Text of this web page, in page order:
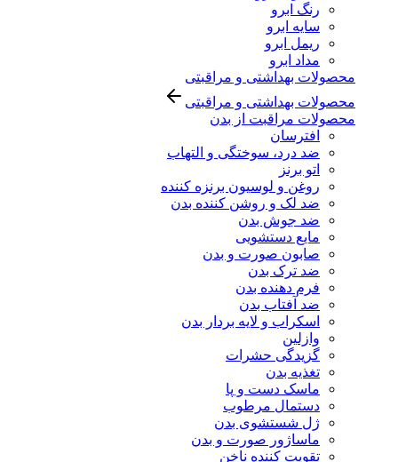
رنگ ابرو
سایه ابرو
ریمل ابرو
مداد ابرو
محصولات بهداشتی و مراقبتی
محصولات بهداشتی و مراقبتی
محصولات مراقبت از بدن
افترسان
ضد درد، سوختگی و التهاب
اتو برنز
روغن و لوسیون برنزه کننده
ضد لک و روشن کننده بدن
ضد جوش بدن
مایع دستشویی
صابون صورت و بدن
ضد ترک بدن
فرم دهنده بدن
ضد آفتاب بدن
اسکراب و لایه بردار بدن
وازلین
گزیدگی حشرات
تغذیه بدن
ماسک دست و پا
دستمال مرطوب
ژل شستشوی بدن
ماساژور صورت و بدن
تقویت کننده ناخن